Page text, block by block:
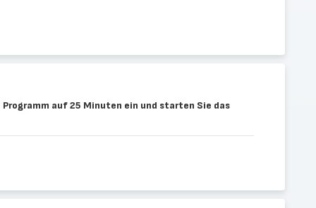
auf 25 Minuten ein und starten Sie das